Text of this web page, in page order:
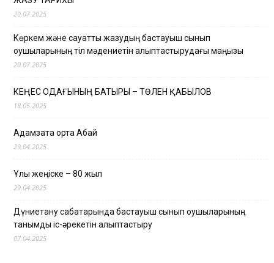
20.07.2025
Көркем және сауатты жазудың бастауыш сынып
оқушыларының тіл мәдениетін қалыптастырудағы маңызы
20.07.2025
КЕҢЕС ОДАҒЫНЫҢ БАТЫРЫ – ТӨЛЕН ҚАБЫЛОВ
18.05.2025
Адамзатқа ортақ Абай
29.04.2025
Ұлы жеңіске – 80 жыл
29.04.2025
Дүниетану сабақтарында бастауыш сынып оқушыларының
танымдық іс-әрекетін қалыптастыру
07.04.2025